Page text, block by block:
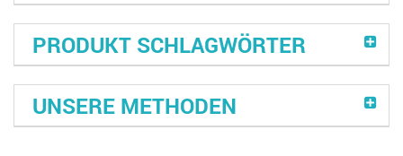
PRODUKT SCHLAGWÖRTER
UNSERE METHODEN